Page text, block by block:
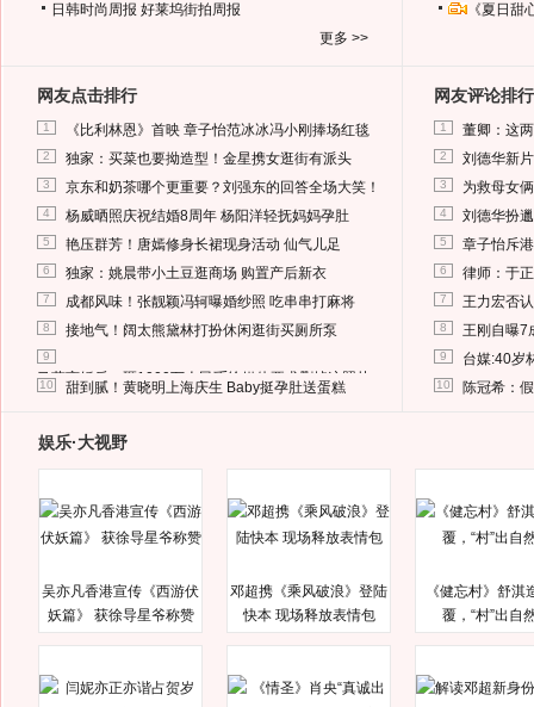
日韩时尚周报 好莱坞街拍周报
更多 >>
《夏日
网友点击排行
1 《比利林恩》首映 章子怡范冰冰冯小刚捧场红毯
2 独家：买菜也要拗造型！金星携女逛街有派头
3 京东和奶茶哪个更重要？刘强东的回答全场大笑！
4 杨威晒照庆祝结婚8周年 杨阳洋轻抚妈妈孕肚
5 艳压群芳！唐嫣修身长裙现身活动 仙气儿足
6 独家：姚晨带小土豆逛商场 购置产后新衣
7 成都风味！张靓颖冯轲曝婚纱照 吃串串打麻将
8 接地气！阔太熊黛林打扮休闲逛街买厕所泵
9
马蓉离婚后，砸1000万人民币给媒体要求删掉这照片
10 甜到腻！黄晓明上海庆生 Baby挺孕肚送蛋糕
网友评论排行
1 董卿：这
2 刘德华新
3 为救母女
4 刘德华扮
5 章子怡斥
6 律师：于
7 王力宏否
8 王刚自曝7
9 台媒:40岁
10 陈冠希：
娱乐·大视野
吴亦凡香港宣传《西游伏
妖篇》 获徐导星爷称赞
邓超携《乘风破浪》登陆
快本 现场释放表情包
《健忘村》舒淇
覆，“村”出自